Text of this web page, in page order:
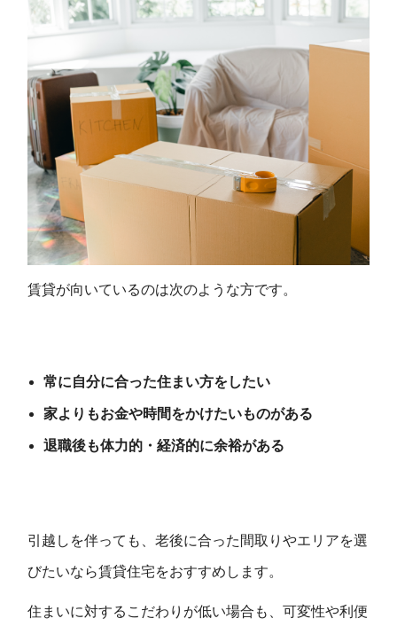
賃貸が向いているのは次のような方です。
常に自分に合った住まい方をしたい
家よりもお金や時間をかけたいものがある
退職後も体力的・経済的に余裕がある
引越しを伴っても、老後に合った間取りやエリアを選
びたいなら賃貸住宅をおすすめします。
住まいに対するこだわりが低い場合も、可変性や利便